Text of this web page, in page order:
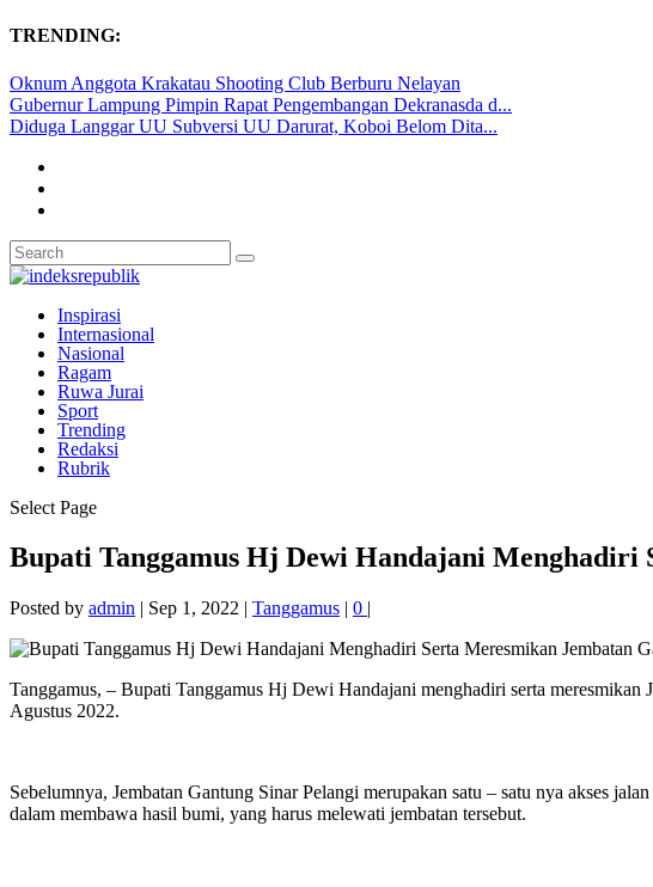
TRENDING:
Oknum Anggota Krakatau Shooting Club Berburu Nelayan
Gubernur Lampung Pimpin Rapat Pengembangan Dekranasda d...
Diduga Langgar UU Subversi UU Darurat, Koboi Belom Dita...
Inspirasi
Internasional
Nasional
Ragam
Ruwa Jurai
Sport
Trending
Redaksi
Rubrik
Select Page
Bupati Tanggamus Hj Dewi Handajani Menghadiri
Posted by admin | Sep 1, 2022 | Tanggamus | 0 |
Tanggamus, – Bupati Tanggamus Hj Dewi Handajani menghadiri serta
Agustus 2022.
Sebelumnya, Jembatan Gantung Sinar Pelangi merupakan satu – satu nya akses
dalam membawa hasil bumi, yang harus melewati jembatan tersebut.